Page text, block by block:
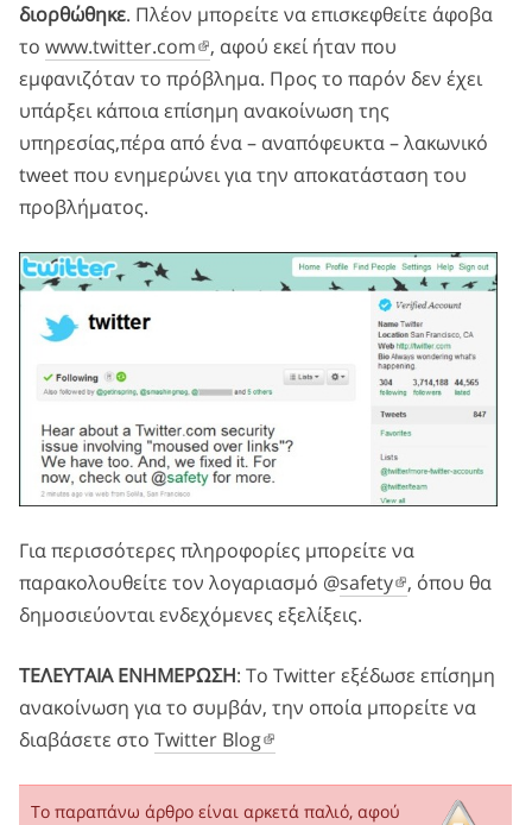
διορθώθηκε. Πλέον μπορείτε να επισκεφθείτε άφοβα
το www.twitter.com
, αφού εκεί ήταν που
εμφανιζόταν το πρόβλημα. Προς το παρόν δεν έχει
υπάρξει κάποια επίσημη ανακοίνωση της
υπηρεσίας,πέρα από ένα – αναπόφευκτα – λακωνικό
tweet που ενημερώνει για την αποκατάσταση του
προβλήματος.
Για περισσότερες πληροφορίες μπορείτε να
παρακολουθείτε τον λογαριασμό @safety , όπου θα
δημοσιεύονται ενδεχόμενες εξελίξεις.
ΤΕΛΕΥΤΑΙΑ ΕΝΗΜΕΡΩΣΗ: Το Twitter εξέδωσε επίσημη
ανακοίνωση για το συμβάν, την οποία μπορείτε να
διαβάσετε στο Twitter Blog
Το παραπάνω άρθρο είναι αρκετά παλιό, αφού